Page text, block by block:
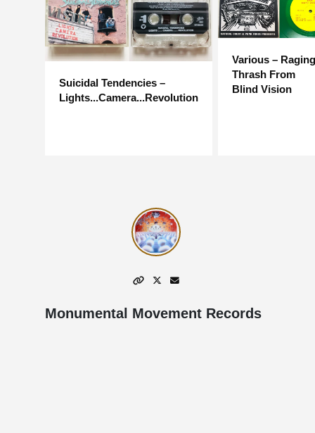
Suicidal Tendencies –
Lights...Camera...Revolution
Various – Raging
Thrash From
Blind Vision
Monumental Movement Records